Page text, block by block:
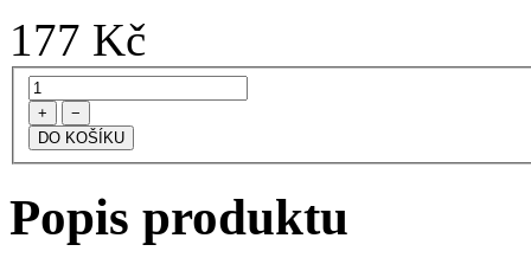
177 Kč
+ −
Popis produktu